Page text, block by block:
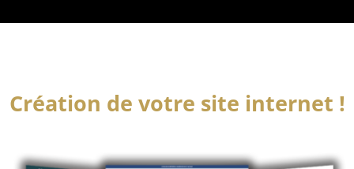
Création de votre site internet !